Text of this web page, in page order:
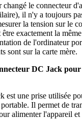
changé le connecteur
il n'y a toujours
la tension sur le
exactement la
de l'ordinateur
sont sur la carte mère.
DC Jack
est une prise utilisée
Il permet de
alimenter l'appareil